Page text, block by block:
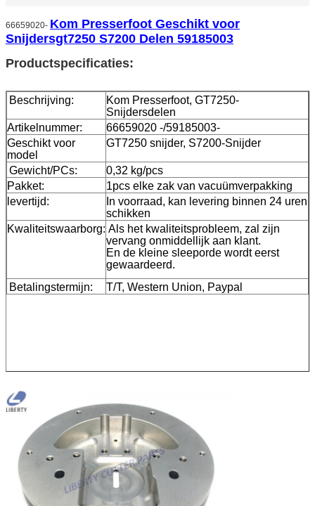
66659020- Kom Presserfoot Geschikt voor
Snijdersgt7250 S7200 Delen 59185003
Productspecificaties:
Beschrijving:
Kom Presserfoot, GT7250-
Snijdersdelen
Artikelnummer:
66659020 -/59185003-
Geschikt voor
model
GT7250 snijder, S7200-Snijder
Gewicht/PCs:
0,32 kg/pcs
Pakket:
1pcs elke zak van vacuümverpakking
levertijd:
In voorraad, kan levering binnen 24 uren
schikken
Kwaliteitswaarborg: Als het kwaliteitsprobleem, zal zijn
vervang onmiddellijk aan klant.
En de kleine sleeporde wordt eerst
gewaardeerd.
Betalingstermijn:
T/T, Western Union, Paypal